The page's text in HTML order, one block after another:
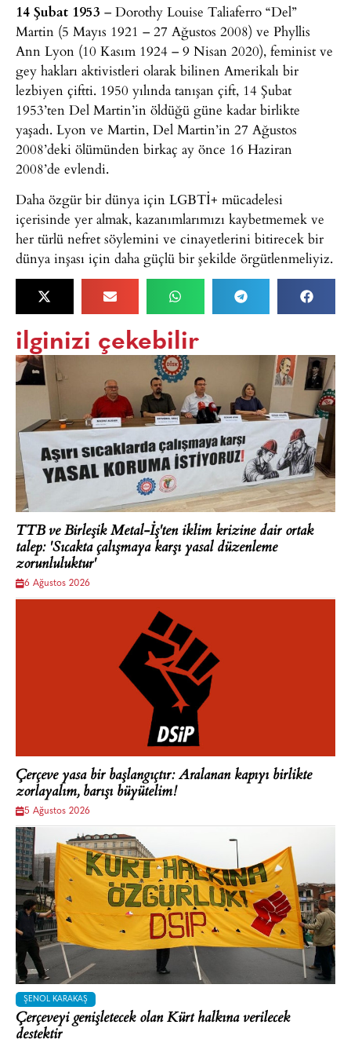
14 Şubat 1953 – Dorothy Louise Taliaferro “Del”
Martin (5 Mayıs 1921 – 27 Ağustos 2008) ve Phyllis
Ann Lyon (10 Kasım 1924 – 9 Nisan 2020), feminist ve
gey hakları aktivistleri olarak bilinen Amerikalı bir
lezbiyen çiftti. 1950 yılında tanışan çift, 14 Şubat
1953’ten Del Martin’in öldüğü güne kadar birlikte
yaşadı. Lyon ve Martin, Del Martin’in 27 Ağustos
2008’deki ölümünden birkaç ay önce 16 Haziran
2008’de evlendi.
Daha özgür bir dünya için LGBTİ+ mücadelesi
içerisinde yer almak, kazanımlarımızı kaybetmemek ve
her türlü nefret söylemini ve cinayetlerini bitirecek bir
dünya inşası için daha güçlü bir şekilde örgütlenmeliyiz.
ilginizi çekebilir
TTB ve Birleşik Metal-İş'ten iklim krizine dair ortak
talep: 'Sıcakta çalışmaya karşı yasal düzenleme
zorunluluktur'
6 Ağustos 2026
Çerçeve yasa bir başlangıçtır: Aralanan kapıyı birlikte
zorlayalım, barışı büyütelim!
5 Ağustos 2026
ŞENOL KARAKAŞ
Çerçeveyi genişletecek olan Kürt halkına verilecek
destektir